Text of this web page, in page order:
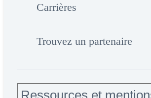
Carrières
Trouvez un partenaire
Ressources et